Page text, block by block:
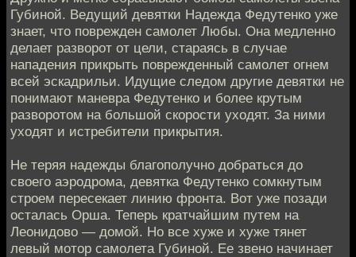
Губиной. Ведущий девятки Надежда Федутенко уже
знает, что поврежден самолет Любы. Она медленно
делает разворот от цели, стараясь в случае
нападения прикрыть поврежденный самолет огнем
всей эскадрильи. Идущие следом другие девятки не
понимают маневра Федутенко и более крутым
разворотом на большой скорости уходят. За ними
уходят и истребители прикрытия.
Не теряя надежды благополучно добраться до
своего аэродрома, девятка Федутенко сомкнутым
строем пересекает линию фронта. Вот уже позади
осталась Орша. Теперь кратчайшим путем на
Леонидово — домой. Но все хуже и хуже тянет
левый мотор самолета Губиной. Ее звено начинает